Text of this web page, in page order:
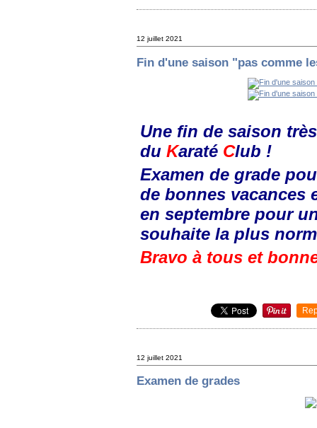
12 juillet 2021
Fin d'une saison "pas comme
Une fin de saison
duKaraté Club !
Examen de grade
de bonnes vacances
en septembre pour
souhaite la plus
Bravo à tous et
12 juillet 2021
Examen de grades